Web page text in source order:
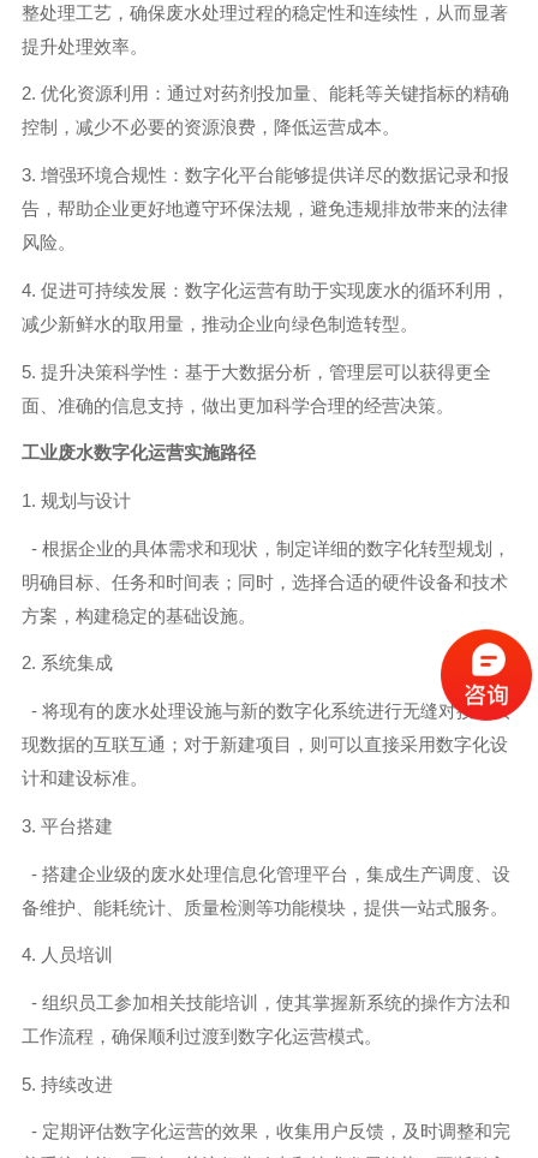
整处理工艺，确保废水处理过程的稳定性和连续性，从而显著
提升处理效率。
2. 优化资源利用：通过对药剂投加量、能耗等关键指标的精确
控制，减少不必要的资源浪费，降低运营成本。
3. 增强环境合规性：数字化平台能够提供详尽的数据记录和报
告，帮助企业更好地遵守环保法规，避免违规排放带来的法律
风险。
4. 促进可持续发展：数字化运营有助于实现废水的循环利用，
减少新鲜水的取用量，推动企业向绿色制造转型。
5. 提升决策科学性：基于大数据分析，管理层可以获得更全
面、准确的信息支持，做出更加科学合理的经营决策。
工业废水数字化运营实施路径
1. 规划与设计
- 根据企业的具体需求和现状，制定详细的数字化转型规划，
明确目标、任务和时间表；同时，选择合适的硬件设备和技术
方案，构建稳定的基础设施。
2. 系统集成
- 将现有的废水处理设施与新的数字化系统进行无缝对接，实
现数据的互联互通；对于新建项目，则可以直接采用数字化设
计和建设标准。
3. 平台搭建
- 搭建企业级的废水处理信息化管理平台，集成生产调度、设
备维护、能耗统计、质量检测等功能模块，提供一站式服务。
4. 人员培训
- 组织员工参加相关技能培训，使其掌握新系统的操作方法和
工作流程，确保顺利过渡到数字化运营模式。
5. 持续改进
- 定期评估数字化运营的效果，收集用户反馈，及时调整和完